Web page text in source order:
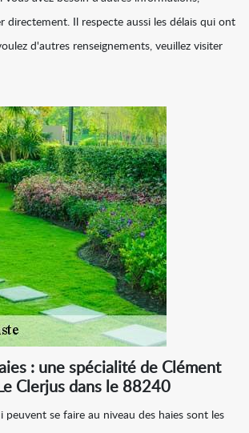
directement. Il respecte aussi les délais qui ont
d'autres renseignements, veuillez visiter
: une spécialité de Clément
Clerjus dans le 88240
peuvent se faire au niveau des haies sont les